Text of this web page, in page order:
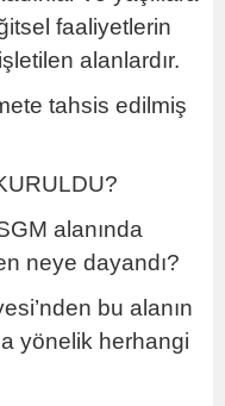
faaliyetlerin
alanlardır.
tahsis edilmiş
alanında
neye dayandı?
bu alanın
yönelik herhangi